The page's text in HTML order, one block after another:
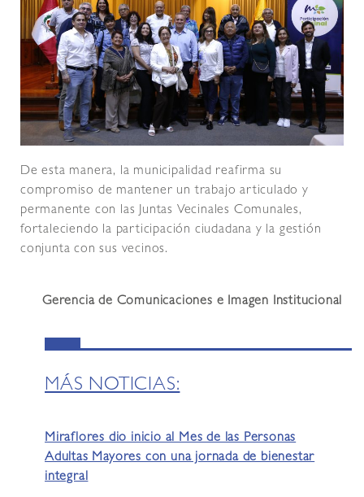
De esta manera, la municipalidad reafirma su
compromiso de mantener un trabajo articulado y
permanente con las Juntas Vecinales Comunales,
fortaleciendo la participación ciudadana y la gestión
conjunta con sus vecinos.
Gerencia de Comunicaciones e Imagen Institucional
MÁS NOTICIAS:
Miraflores dio inicio al Mes de las Personas
Adultas Mayores con una jornada de bienestar
integral